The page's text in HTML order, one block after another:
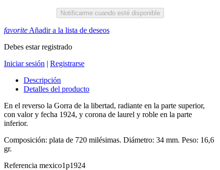
Notificarme cuando esté disponible
favorite Añadir a la lista de deseos
Debes estar registrado
Iniciar sesión | Registrarse
Descripción
Detalles del producto
En el reverso la Gorra de la libertad, radiante en la parte superior,
con valor y fecha 1924, y corona de laurel y roble en la parte
inferior.
Composición: plata de 720 milésimas. Diámetro: 34 mm. Peso: 16,6
gr.
Referencia mexico1p1924